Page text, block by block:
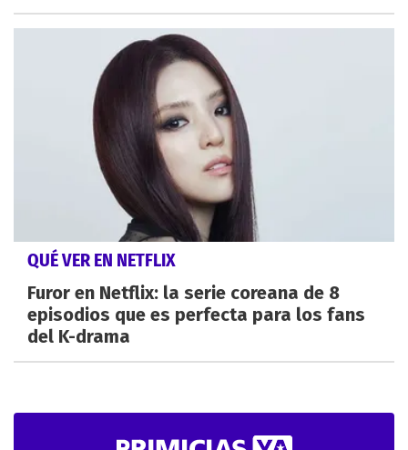
QUÉ VER EN NETFLIX
Furor en Netflix: la serie coreana de 8
episodios que es perfecta para los fans
del K-drama